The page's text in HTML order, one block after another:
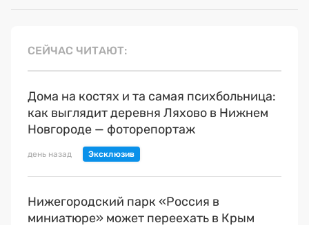
СЕЙЧАС ЧИТАЮТ
Дома на костях и та самая психбольница:
как выглядит деревня Ляхово в Нижнем
Новгороде — фоторепортаж
день назад
Нижегородский парк «Россия в
миниатюре» может переехать в Крым